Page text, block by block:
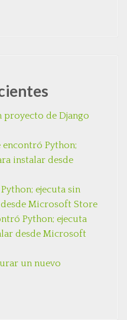
proyecto de Django
encontró Python;
instalar desde
ejecuta sin
Microsoft Store
Python; ejecuta
desde Microsoft
un nuevo